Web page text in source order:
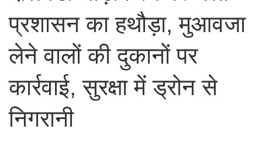
प्रशासन का हथौड़ा, मुआवजा
लेने वालों की दुकानों पर
कार्रवाई, सुरक्षा में ड्रोन से
निगरानी